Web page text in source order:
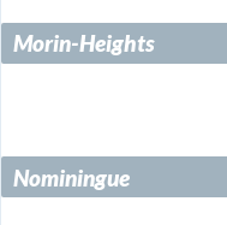
Morin-Heights
Nominingue